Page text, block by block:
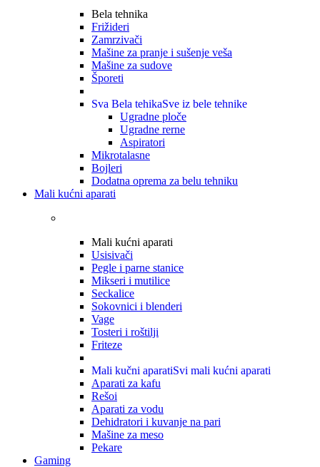
Bela tehnika
Frižideri
Zamrzivači
Mašine za pranje i sušenje veša
Mašine za sudove
Šporeti
Sva Bela tehikaSve iz bele tehnike
Ugradne ploče
Ugradne rerne
Aspiratori
Mikrotalasne
Bojleri
Dodatna oprema za belu tehniku
Mali kućni aparati
Mali kućni aparati
Usisivači
Pegle i parne stanice
Mikseri i mutilice
Seckalice
Sokovnici i blenderi
Vage
Tosteri i roštilji
Friteze
Mali kučni aparatiSvi mali kućni aparati
Aparati za kafu
Rešoi
Aparati za vodu
Dehidratori i kuvanje na pari
Mašine za meso
Pekare
Gaming